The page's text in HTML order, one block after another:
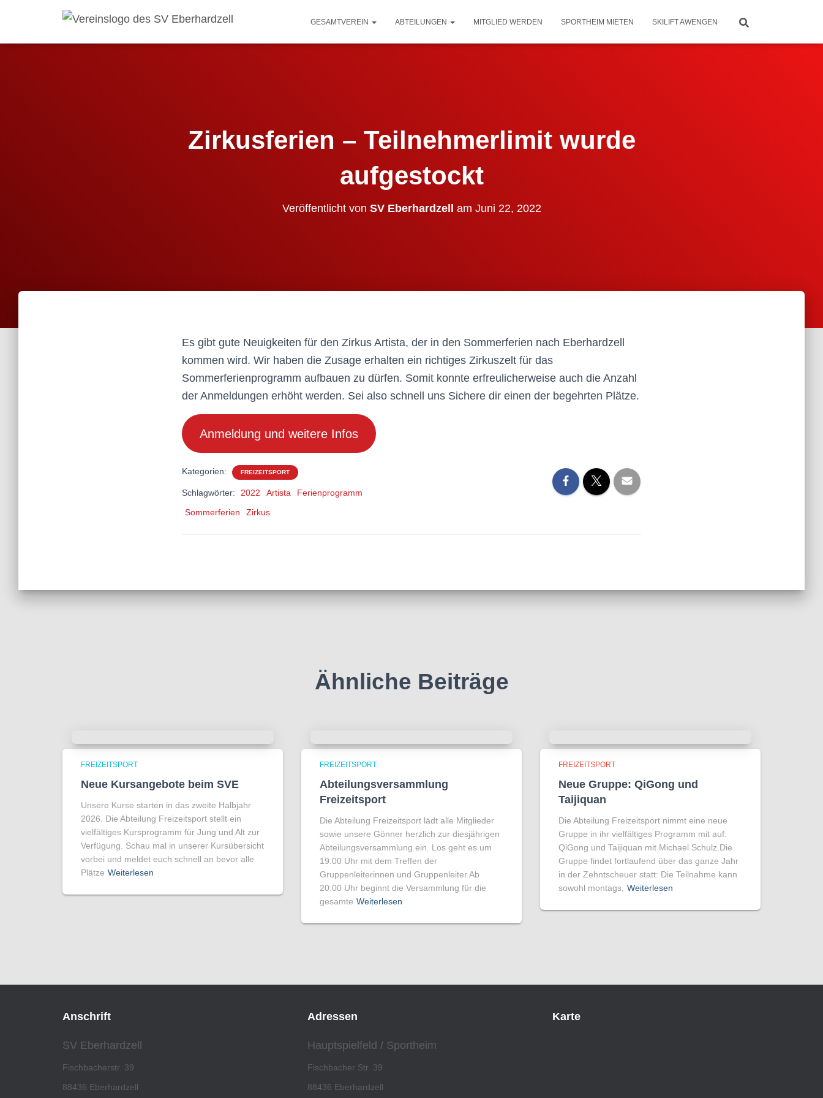
GESAMTVEREIN ABTEILUNGEN MITGLIED WERDEN SPORTHEIM MIETEN SKILIFT AWENGEN
Zirkusferien – Teilnehmerlimit wurde
aufgestockt
Veröffentlicht von SV Eberhardzell am Juni 22, 2022
Es gibt gute Neuigkeiten für den Zirkus Artista, der in den Sommerferien nach Eberhardzell
kommen wird. Wir haben die Zusage erhalten ein richtiges Zirkuszelt für das
Sommerferienprogramm aufbauen zu dürfen. Somit konnte erfreulicherweise auch die Anzahl
der Anmeldungen erhöht werden. Sei also schnell uns Sichere dir einen der begehrten Plätze.
Anmeldung und weitere Infos
Kategorien: FREIZEITSPORT
Schlagwörter: 2022 Artista
Ferienprogramm
Sommerferien
Zirkus
Ähnliche Beiträge
FREIZEITSPORT
Neue Kursangebote beim SVE
Unsere Kurse starten in das zweite Halbjahr
2026. Die Abteilung Freizeitsport stellt ein
vielfältiges Kursprogramm für Jung und Alt zur
Verfügung. Schau mal in unserer Kursübersicht
vorbei und meldet euch schnell an bevor alle
Plätze Weiterlesen
FREIZEITSPORT
Abteilungsversammlung
Freizeitsport
Die Abteilung Freizeitsport lädt alle Mitglieder
sowie unsere Gönner herzlich zur diesjährigen
Abteilungsversammlung ein. Los geht es um
19:00 Uhr mit dem Treffen der
Gruppenleiterinnen und Gruppenleiter.Ab
20:00 Uhr beginnt die Versammlung für die
gesamte Weiterlesen
FREIZEITSPORT
Neue Gruppe: QiGong und
Taijiquan
Die Abteilung Freizeitsport nimmt eine neue
Gruppe in ihr vielfältiges Programm mit auf:
QiGong und Taijiquan mit Michael Schulz.Die
Gruppe findet fortlaufend über das ganze Jahr
in der Zehntscheuer statt: Die Teilnahme kann
sowohl montags, Weiterlesen
Anschrift
SV Eberhardzell
Fischbacherstr. 39
88436 Eberhardzell
Adressen
Hauptspielfeld / Sportheim
Fischbacher Str. 39
88436 Eberhardzell
Karte